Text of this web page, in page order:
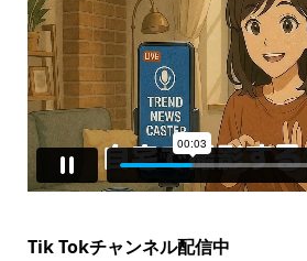
Tik Tokチャンネル配信中